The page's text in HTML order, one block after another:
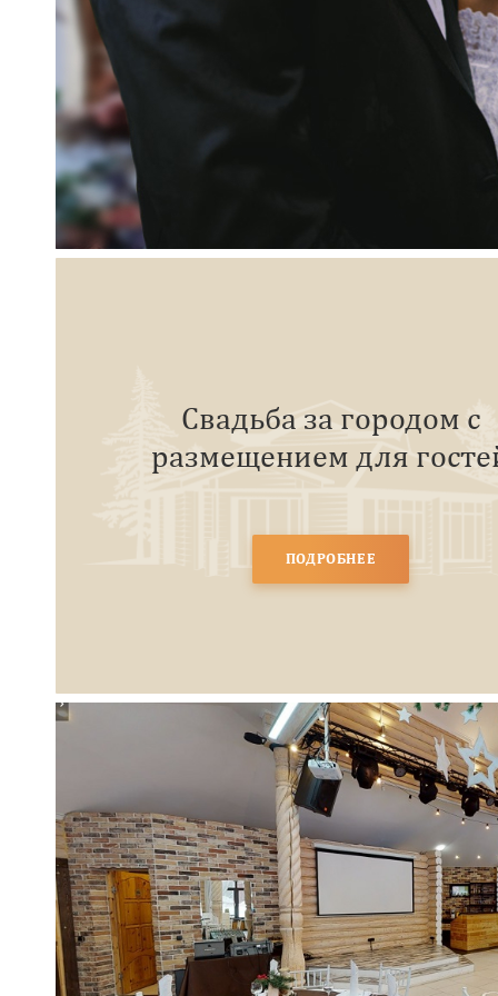
Свадьба за городом с
размещением для
ПОДРОБНЕЕ